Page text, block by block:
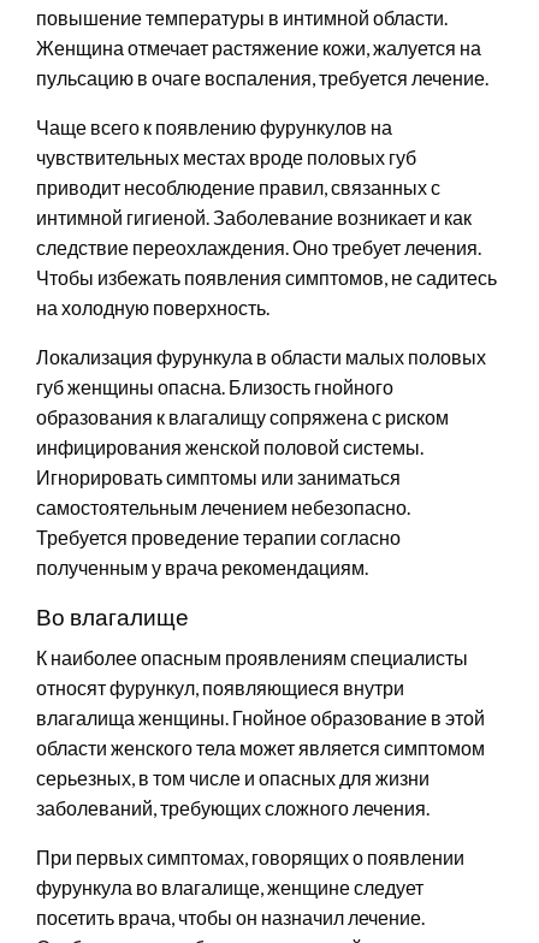
повышение температуры в интимной области.
Женщина отмечает растяжение кожи, жалуется на
пульсацию в очаге воспаления, требуется лечение.
Чаще всего к появлению фурункулов на
чувствительных местах вроде половых губ
приводит несоблюдение правил, связанных с
интимной гигиеной. Заболевание возникает и как
следствие переохлаждения. Оно требует лечения.
Чтобы избежать появления симптомов, не садитесь
на холодную поверхность.
Локализация фурункула в области малых половых
губ женщины опасна. Близость гнойного
образования к влагалищу сопряжена с риском
инфицирования женской половой системы.
Игнорировать симптомы или заниматься
самостоятельным лечением небезопасно.
Требуется проведение терапии согласно
полученным у врача рекомендациям.
Во влагалище
К наиболее опасным проявлениям специалисты
относят фурункул, появляющиеся внутри
влагалища женщины. Гнойное образование в этой
области женского тела может является симптомом
серьезных, в том числе и опасных для жизни
заболеваний, требующих сложного лечения.
При первых симптомах, говорящих о появлении
фурункула во влагалище, женщине следует
посетить врача, чтобы он назначил лечение.